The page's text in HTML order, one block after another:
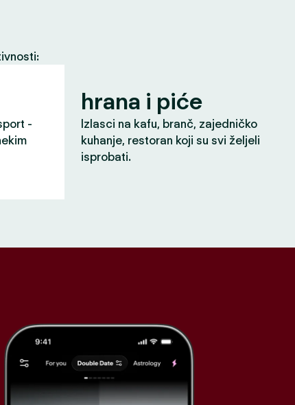
-
hrana i piće
Izlasci na kafu, branč, zajedničko
kuhanje, restoran koji su svi željeli
isprobati.